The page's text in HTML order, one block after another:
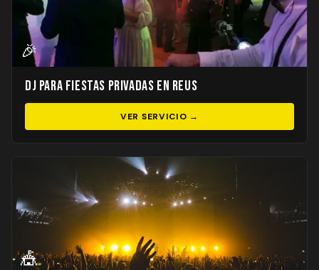
🎉
DJ para Fiestas Privadas en Reus
VER SERVICIO →
🎪